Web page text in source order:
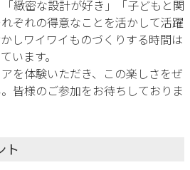
「緻密な設計が好き」「子どもと関
ぞれの得意なことを活かして活躍
しワイワイものづくりする時間は
います。
を体験いただき、この楽しさをぜ
皆様のご参加をお待ちしておりま
ト